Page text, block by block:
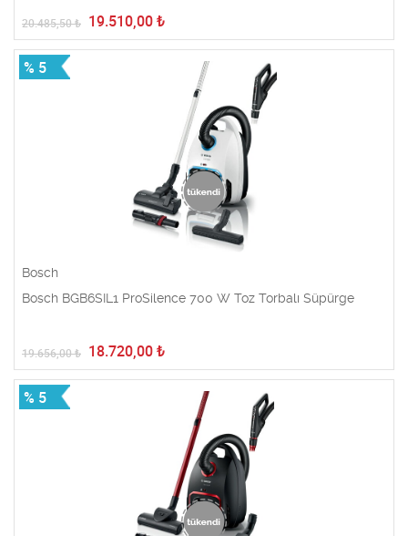
20.485,50₺ 19.510,00 ₺
% 5
Bosch
Bosch BGB6SIL1 ProSilence 700 W Toz Torbalı Süpürge
19.656,00₺ 18.720,00 ₺
% 5